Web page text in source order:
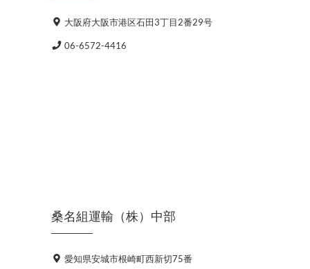
大阪府大阪市港区石田3丁目2番29号
06-6572-4416
桑名組運輸（株）中部
愛知県安城市根崎町西新切75番